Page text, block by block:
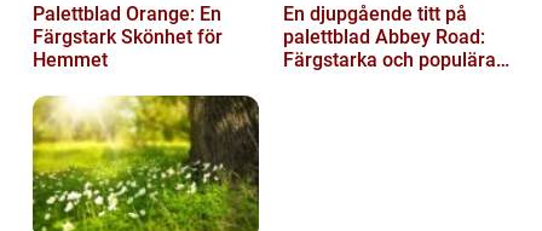
Palettblad Orange: En
Färgstark Skönhet för
Hemmet
En djupgående titt på
palettblad Abbey Road:
Färgstarka och populära